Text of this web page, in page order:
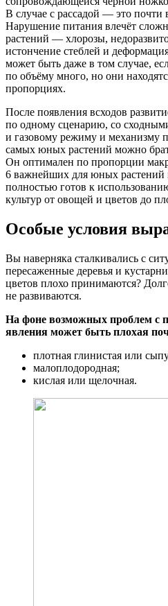
В случае с рассадой — это почти
Нарушение питания влечёт
растений — хлорозы,
истончение стеблей и
может быть даже в том случае,
по объёму много, но они
пропорциях.
После появления всходов
по одному сценарию, со
и газовому режиму и механизму
самых юных растений можно
Он оптимален по пропорции
6 важнейших для юных растений
полностью готов к
культур от овощей и цветов до
Особые условия
Вы наверняка сталкивались с
пересаженные деревья и
цветов плохо принимаются?
не развиваются.
На фоне возможных проблем с
явления может быть плохая
плотная глинистая или
малоплодородная;
кислая или щелочная.